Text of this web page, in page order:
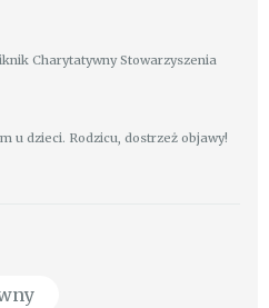
Charytatywny Stowarzyszenia
u dzieci. Rodzicu, dostrzeż objawy!